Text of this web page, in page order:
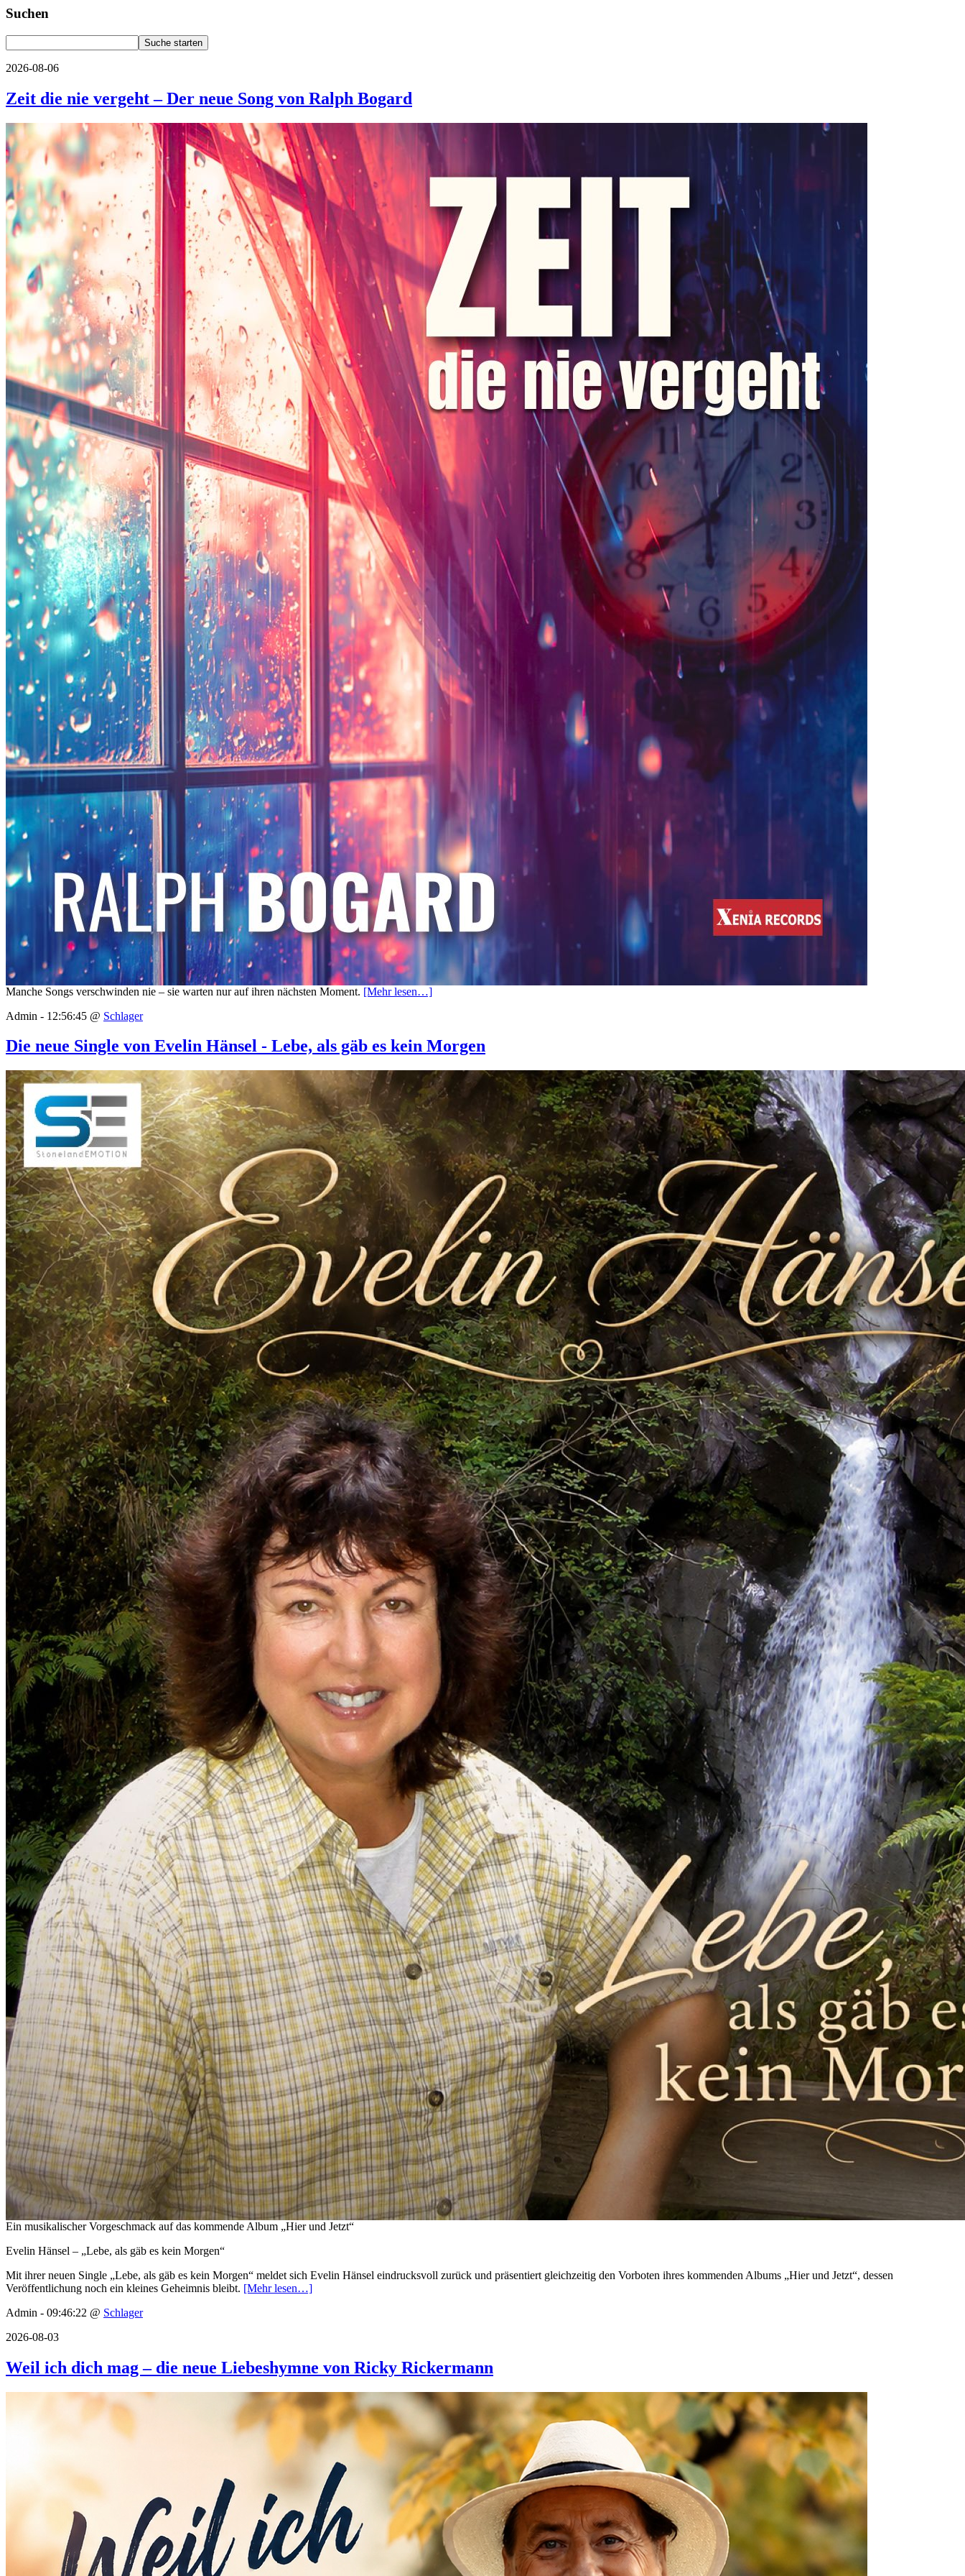
Suchen
2026-08-06
Zeit die nie vergeht – Der neue Song von Ralph Bogard
Manche Songs verschwinden nie – sie warten nur auf ihren nächsten Moment. [Mehr lesen…]
Admin - 12:56:45 @ Schlager
Die neue Single von Evelin Hänsel - Lebe, als gäb es kein Morgen
Ein musikalischer Vorgeschmack auf das kommende Album „Hier und Jetzt“
Evelin Hänsel – „Lebe, als gäb es kein Morgen“
Mit ihrer neuen Single „Lebe, als gäb es kein Morgen“ meldet sich Evelin Hänsel eindrucksvoll zurück und präsentiert gleichzeitig den Vorboten ihres kommenden Albums „Hier und Jetzt“, dessen
Veröffentlichung noch ein kleines Geheimnis bleibt. [Mehr lesen…]
Admin - 09:46:22 @ Schlager
2026-08-03
Weil ich dich mag – die neue Liebeshymne von Ricky Rickermann